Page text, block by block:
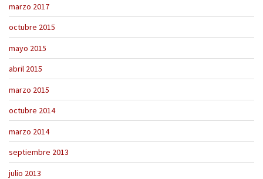
marzo 2017
octubre 2015
mayo 2015
abril 2015
marzo 2015
octubre 2014
marzo 2014
septiembre 2013
julio 2013